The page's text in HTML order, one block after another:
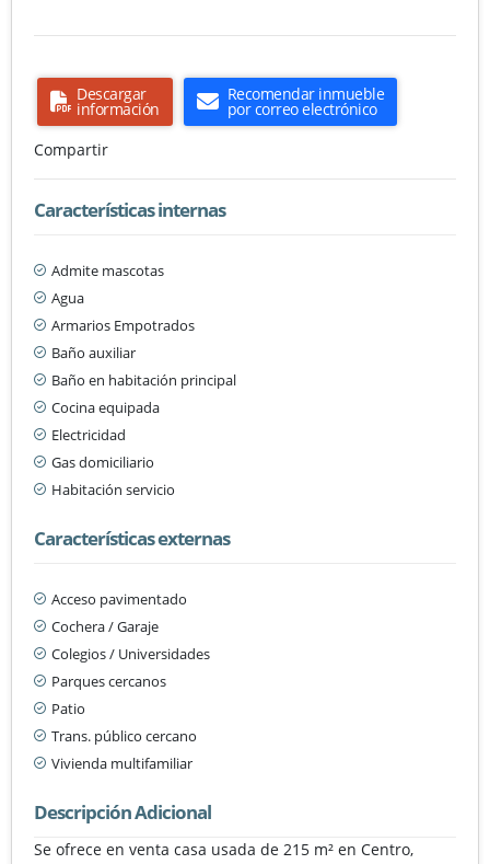
Descargar
información
Recomendar inmueble
por correo electrónico
Compartir
Características internas
Admite mascotas
Agua
Armarios Empotrados
Baño auxiliar
Baño en habitación principal
Cocina equipada
Electricidad
Gas domiciliario
Habitación servicio
Características externas
Acceso pavimentado
Cochera / Garaje
Colegios / Universidades
Parques cercanos
Patio
Trans. público cercano
Vivienda multifamiliar
Descripción Adicional
Se ofrece en venta casa usada de 215 m² en Centro,